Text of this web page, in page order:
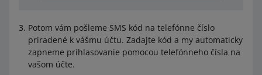
Potom vám pošleme SMS kód na telefónne číslo
priradené k vášmu účtu. Zadajte kód a my automaticky
zapneme prihlasovanie pomocou telefónneho čísla na
vašom účte.